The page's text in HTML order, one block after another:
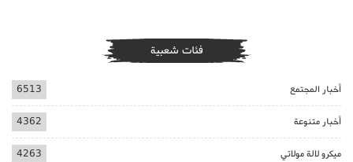
فئات شعبية
أخبار المجتمع 6513
أخبار متنوعة 4362
ميكرو لالة مولاتي 4263